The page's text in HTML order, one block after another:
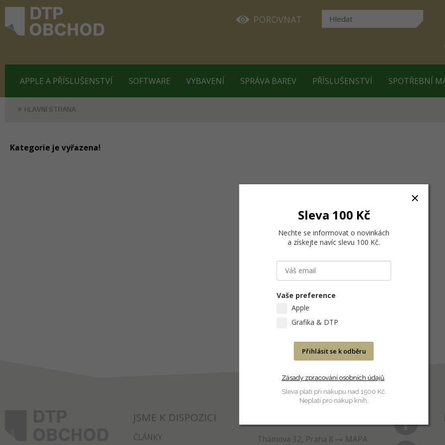
POROVNAT
APPLE A PŘÍSLUŠENSTVÍ SOFTWARE VYBAVENÍ SPRÁVA BAREV PŘÍSLUŠENSTVÍ SPOTŘEBNÍ
HLAVNÍ STRANA
Kategorie je vyřazena!
JSME K DISPOZICI
ČLÁNKY Thámova 32, Praha 8
MAPA
Sleva 100 Kč
Nechte se informovat o novinkách
a získejte navíc slevu 100 Kč.
Vaše preference
Apple
Grafika & DTP
Přihlásit se k odběru
Zásady zpracování osobních údajů.
Sleva platí při nákupu nad 1500 Kč.
Neplatí pro nákup knih.